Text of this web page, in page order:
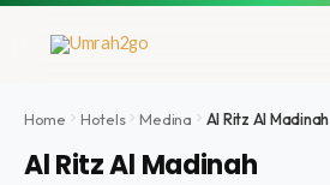
Ir
Home Hotels Medina Al Ritz Al Madinah
Al Ritz Al Madinah